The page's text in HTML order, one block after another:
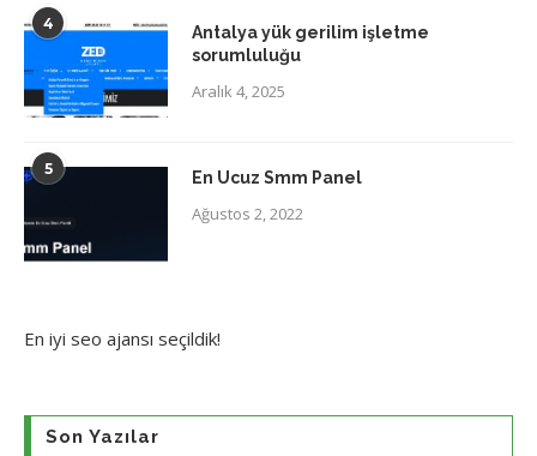
4
Antalya yük gerilim işletme
sorumluluğu
Aralık 4, 2025
5 En Ucuz Smm Panel
Ağustos 2, 2022
En iyi seo ajansı seçildik!
Son Yazılar